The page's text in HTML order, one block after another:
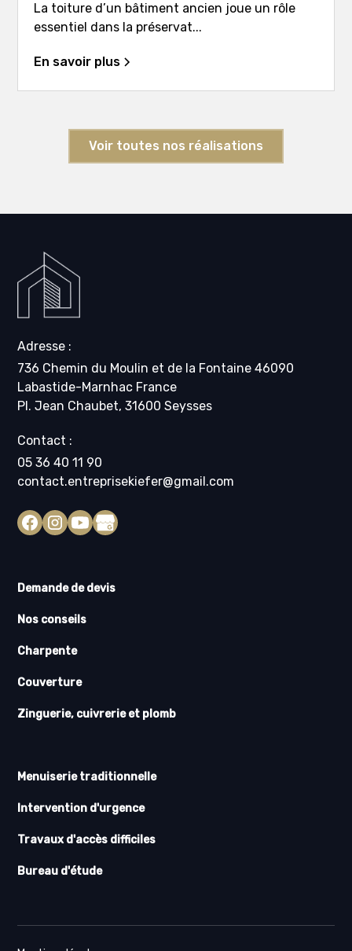
La toiture d’un bâtiment ancien joue un rôle
essentiel dans la préservat...
En savoir plus
Voir toutes nos réalisations
Adresse :
736 Chemin du Moulin et de la Fontaine 46090
Labastide-Marnhac France
Pl. Jean Chaubet, 31600 Seysses
Contact :
05 36 40 11 90
contact.entreprisekiefer@gmail.com
Demande de devis
Nos conseils
Charpente
Couverture
Zinguerie, cuivrerie et plomb
Menuiserie traditionnelle
Intervention d'urgence
Travaux d'accès difficiles
Bureau d'étude